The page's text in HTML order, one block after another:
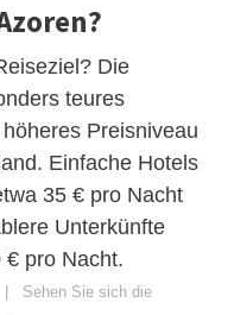
Die
teures
Preisniveau
Einfache Hotels
35 € pro Nacht
Unterkünfte
€ pro Nacht.
| Sehen Sie sich die